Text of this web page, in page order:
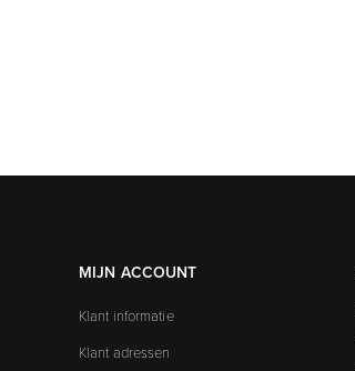
MIJN ACCOUNT
Klant informatie
Klant adressen